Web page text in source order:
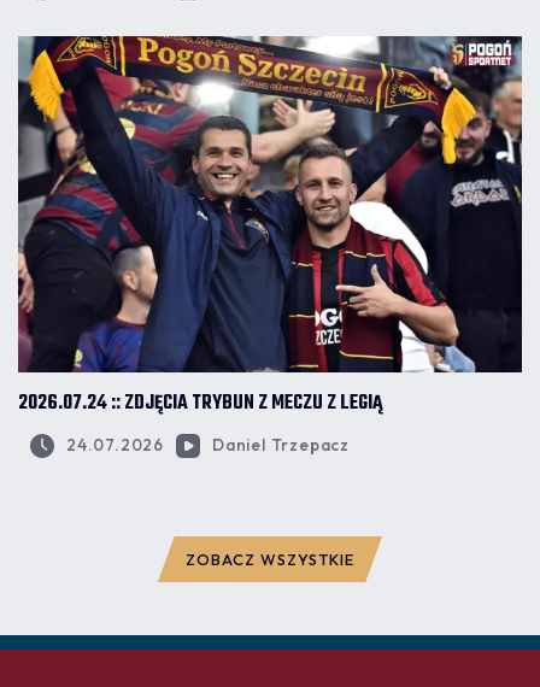
2026.07.24 :: ZDJĘCIA TRYBUN Z MECZU Z LEGIĄ
24.07.2026 Daniel Trzepacz
ZOBACZ WSZYSTKIE